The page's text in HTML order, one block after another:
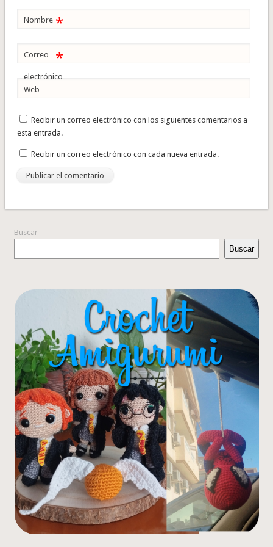
Nombre *
Correo
electrónico
*
Web
Recibir un correo electrónico con los siguientes comentarios a
esta entrada.
Recibir un correo electrónico con cada nueva entrada.
Buscar
Buscar